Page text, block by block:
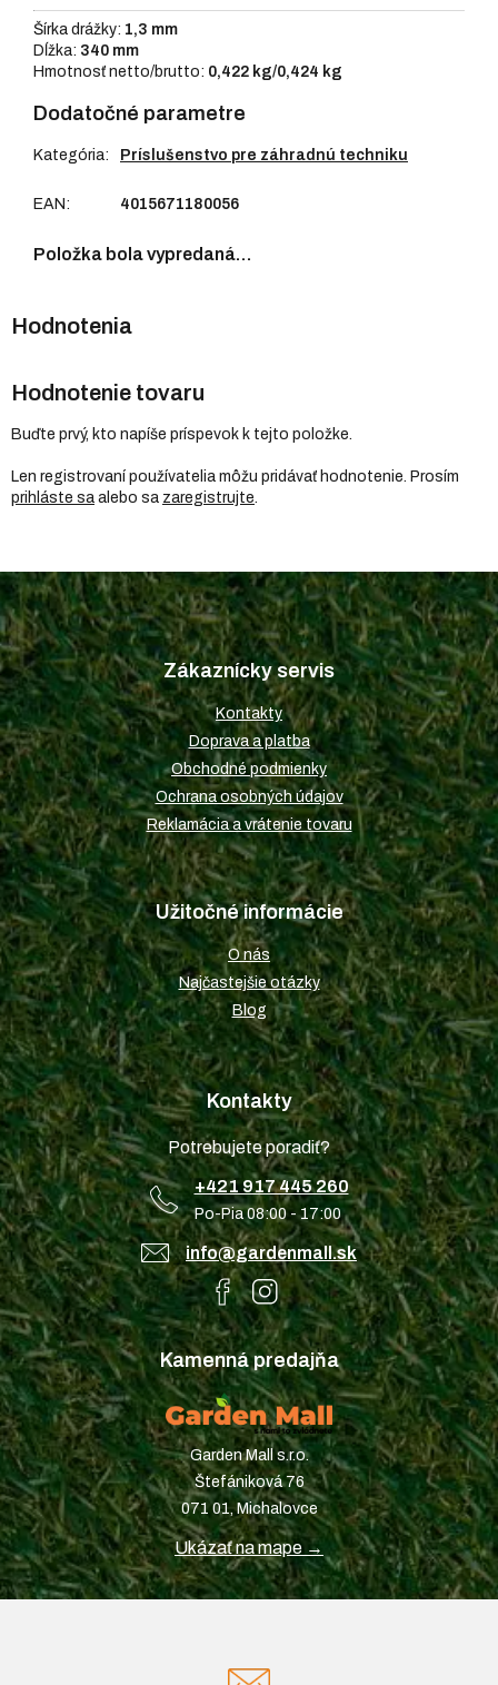
Šírka drážky: 1,3 mm
Dĺžka: 340 mm
Hmotnosť netto/brutto: 0,422 kg/0,424 kg
Dodatočné parametre
Kategória: Príslušenstvo pre záhradnú techniku
EAN : 4015671180056
Položka bola vypredaná…
Hodnotenie tovaru
Buďte prvý, kto napíše príspevok k tejto položke.
Len registrovaní používatelia môžu pridávať hodnotenie. Prosím
prihláste sa alebo sa zaregistrujte
Z
á
p
ä
t
i
e
Zákaznícky servis
Kontakty
Doprava a platba
Obchodné podmienky
Ochrana osobných údajov
Reklamácia a vrátenie tovaru
Užitočné informácie
O nás
Najčastejšie otázky
Blog
Kontakty
Potrebujete poradiť?
+421 917 445 260
Po-Pia 08:00 - 17:00
info@gardenmall.sk
Kamenná predajňa
Garden Mall s.r.o.
Štefániková 76
071 01, Michalovce
Ukázať na mape →